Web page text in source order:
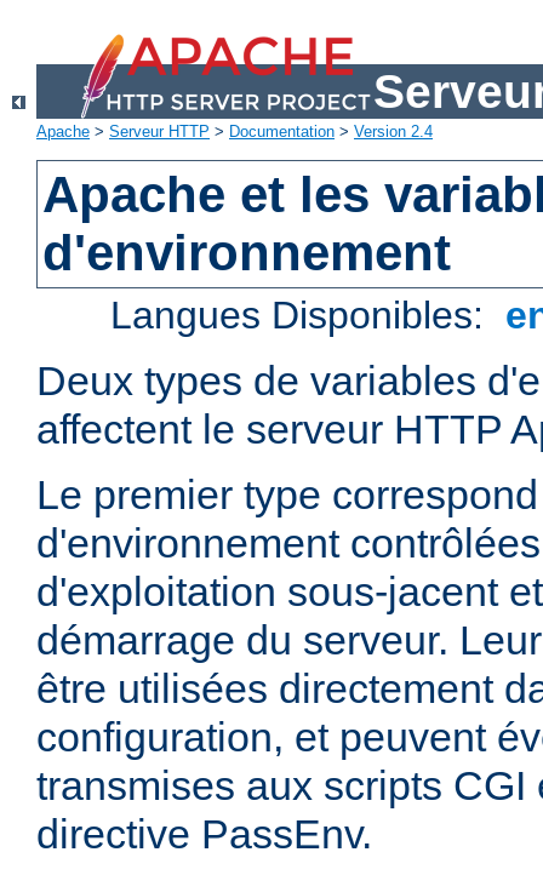
Apache > Serveur HTTP > Documentation > Version 2.4
Apache et les
d'environnement
Langues Disponibles:
Deux types de variables
affectent le serveur HTTP
Le premier type
d'environnement
d'exploitation sous-jacent
démarrage du serveur.
être utilisées directement
configuration, et peuvent
transmises aux scripts CGI
directive PassEnv.